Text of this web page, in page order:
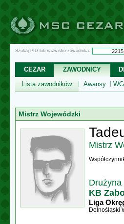
Szukaj PID lub nazwisko zawodnika:
CEZAR ZAWODNICY
Lista zawodników
Awansy
Mistrz Wojewódzki
Mistrz
Drużyna
KB
Liga
Dolnośląski